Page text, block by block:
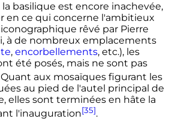
basilique est encore inachevée,
en ce qui concerne l'ambitieux
rêvé par Pierre
à de nombreux emplacements
, encorbellements, etc.), les
été posés, mais ne sont pas
Quant aux mosaïques figurant les
au pied de l'autel principal de
elles sont terminées en hâte la
l'inauguration[35].